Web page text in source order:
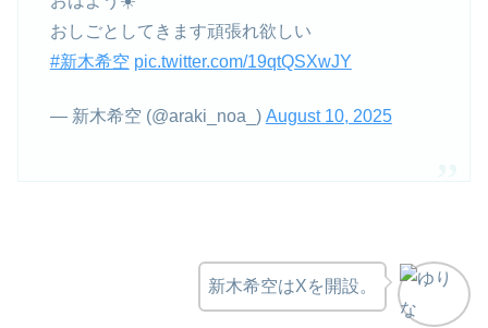
おしごとしてきます頑張れ欲しい
#新木希空 pic.twitter.com/19qtQSXwJY
— 新木希空 (@araki_noa_) August 10, 2025
新木希空はXを開設。